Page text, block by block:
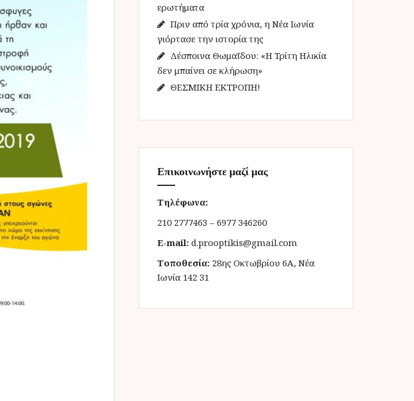
ερωτήματα
Πριν από τρία χρόνια, η Νέα Ιωνία
γιόρτασε την ιστορία της
Δέσποινα Θωμαΐδου: «Η Τρίτη Ηλικία
δεν μπαίνει σε κλήρωση»
ΘΕΣΜΙΚΗ ΕΚΤΡΟΠΗ!
Επικοινωνήστε μαζί μας
Τηλέφωνα:
210 2777463 – 6977 346260
E-mail: d.prooptikis@gmail.com
Τοποθεσία: 28ης Οκτωβρίου 6Α, Νέα
Ιωνία 142 31